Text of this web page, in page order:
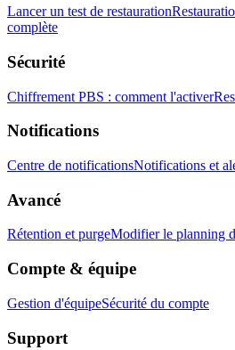
Lancer un test de restauration
complète
Sécurité
Chiffrement PBS : comment l'activer
Notifications
Centre de notificationsNotifications et
Avancé
Rétention et purgeModifier le planning
Compte & équipe
Gestion d'équipeSécurité du compte
Support